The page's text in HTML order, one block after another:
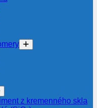
z kremenného skla